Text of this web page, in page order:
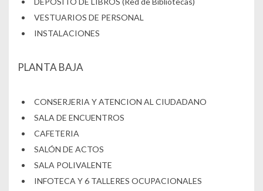
VESTUARIOS DE PERSONAL
INSTALACIONES
PLANTA BAJA
CONSERJERIA Y ATENCION AL CIUDADANO
SALA DE ENCUENTROS
CAFETERIA
SALÓN DE ACTOS
SALA POLIVALENTE
INFOTECA Y 6 TALLERES OCUPACIONALES